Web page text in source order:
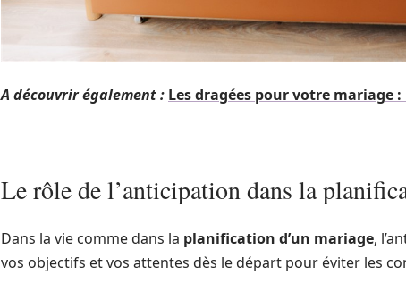
A découvrir également : Les dragées pour votre mariage
Le rôle de l’anticipation dans la
Dans la vie comme dans la planification d’un mariage,
vos objectifs et vos attentes dès le départ pour éviter les